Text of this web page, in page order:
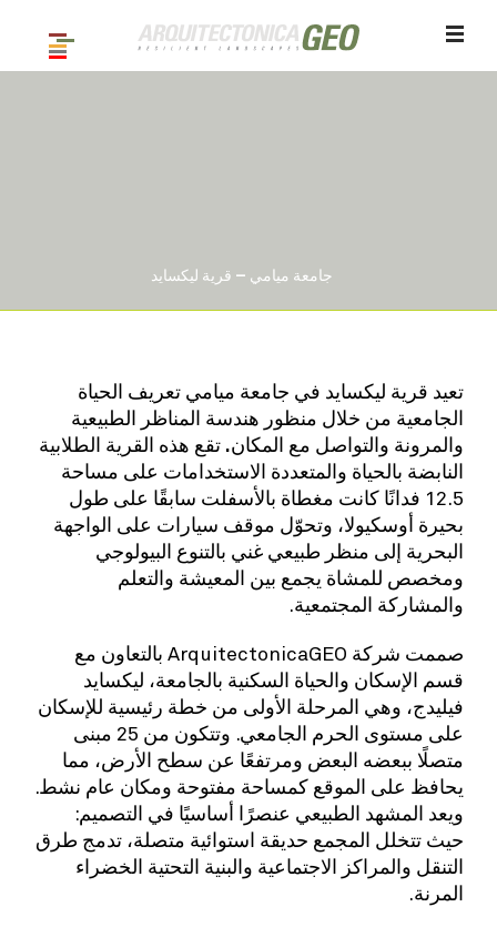
جامعة ميامي – قرية ليكسايد
تعيد قرية ليكسايد في جامعة ميامي تعريف الحياة
الجامعية من خلال منظور هندسة المناظر الطبيعية
والمرونة والتواصل مع المكان. تقع هذه القرية الطلابية
النابضة بالحياة والمتعددة الاستخدامات على مساحة
12.5 فدانًا كانت مغطاة بالأسفلت سابقًا على طول
بحيرة أوسكيولا، وتحوّل موقف سيارات على الواجهة
البحرية إلى منظر طبيعي غني بالتنوع البيولوجي
ومخصص للمشاة يجمع بين المعيشة والتعلم
والمشاركة المجتمعية.
صممت شركة ArquitectonicaGEO بالتعاون مع
قسم الإسكان والحياة السكنية بالجامعة، ليكسايد
فيليدج، وهي المرحلة الأولى من خطة رئيسية للإسكان
على مستوى الحرم الجامعي. وتتكون من 25 مبنى
متصلًا ببعضه البعض ومرتفعًا عن سطح الأرض، مما
يحافظ على الموقع كمساحة مفتوحة ومكان عام نشط.
ويعد المشهد الطبيعي عنصرًا أساسيًا في التصميم:
حيث تتخلل المجمع حديقة استوائية متصلة، تدمج طرق
التنقل والمراكز الاجتماعية والبنية التحتية الخضراء
المرنة.